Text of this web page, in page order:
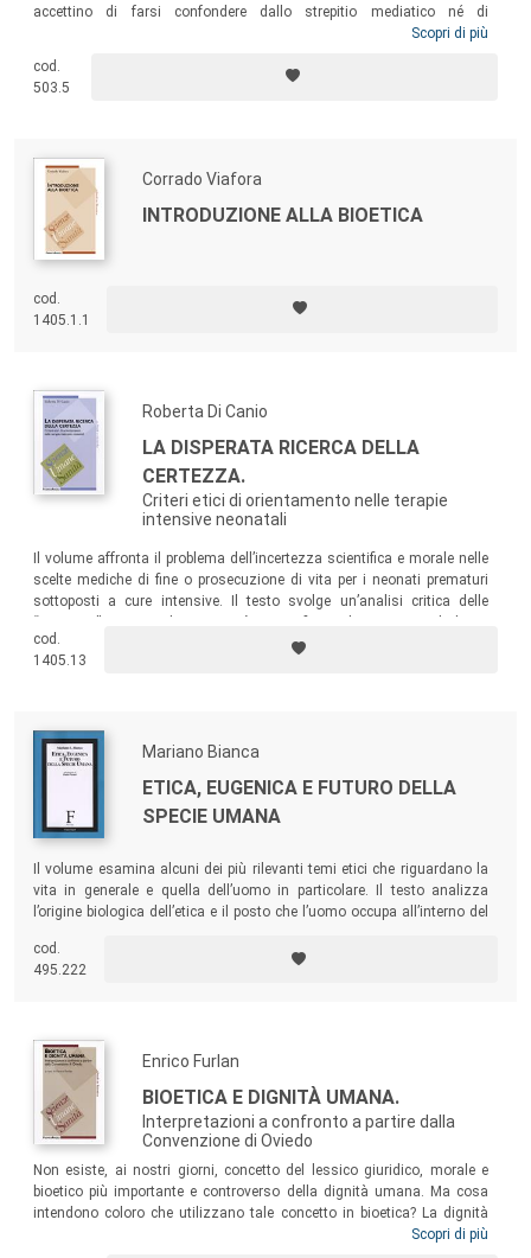
accettino di farsi confondere dallo strepitio mediatico né di
“legittimare” la volontà del più forte. In tal senso, il volume affronta
eugenetica, sperimentazione, donazione degli organi, consenso
informato, ricercando la
Scopri di più
cod.
503.5
Corrado Viafora
INTRODUZIONE ALLA BIOETICA
cod.
1405.1.1
Roberta Di Canio
LA DISPERATA RICERCA DELLA
CERTEZZA.
Criteri etici di orientamento nelle terapie
intensive neonatali
Il volume affronta il problema dell’incertezza scientifica e morale nelle
scelte mediche di fine o prosecuzione di vita per i neonati prematuri
sottoposti a cure intensive. Il testo svolge un’analisi critica delle
cercano validi criteri di orientamento morale, fissando limiti e doveri di
cura per medici e genitori.
cod.
1405.13
Mariano Bianca
ETICA, EUGENICA E FUTURO DELLA
SPECIE UMANA
Il volume esamina alcuni dei più rilevanti temi etici che riguardano la
vita in generale e quella dell’uomo in particolare. Il testo analizza
l’origine biologica dell’etica e il posto che l’uomo occupa all’interno del
in generale e a quella di ogni singolo uomo.
cod.
495.222
Enrico Furlan
BIOETICA E DIGNITÀ UMANA.
Interpretazioni a confronto a partire dalla
Convenzione di Oviedo
Non esiste, ai nostri giorni, concetto del lessico giuridico, morale e
bioetico più importante e controverso della dignità umana. Ma cosa
intendono coloro che utilizzano tale concetto in bioetica? La dignità
umana è una nozione univoca o esistono diverse accezioni del
Scopri di più